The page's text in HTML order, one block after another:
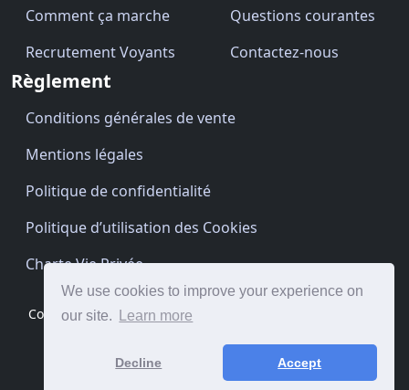
We use cookies to improve your experience on
our site.
Learn more
Decline Accept
Comment ça marche
Recrutement Voyants
Questions courantes
Contactez-nous
Règlement
Conditions générales de vente
Mentions légales
Politique de confidentialité
Politique d’utilisation des Cookies
Charte Vie Privée
Copyright © Cartomancien.be 2026 · Site by